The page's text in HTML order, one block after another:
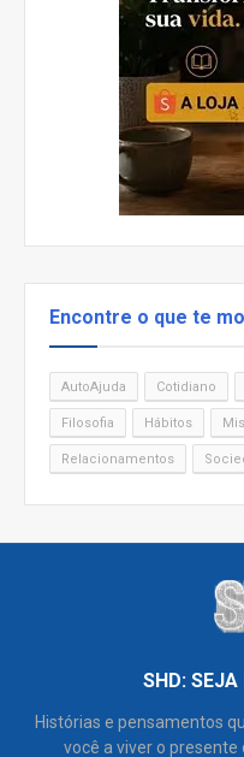
Encontre o que te
AutoAjuda Cotidiano
Filosofia Hábitos
Relacionamentos
SHD: SEJA
Histórias e pensamentos
você a viver o